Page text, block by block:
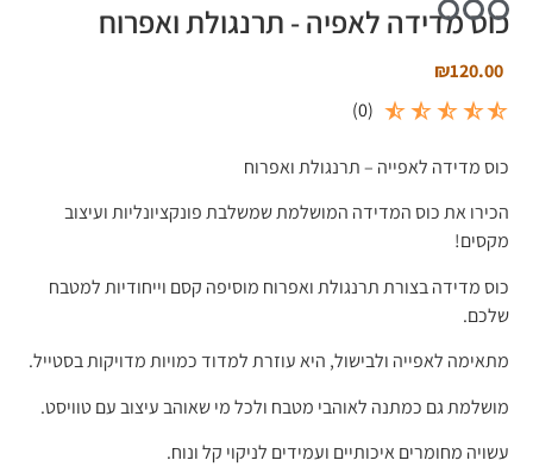
כוס מדידה לאפיה - תרנגולת ואפרוח
₪120.00
(
0
)
כוס מדידה לאפייה – תרנגולת ואפרוח
הכירו את כוס המדידה המושלמת שמשלבת פונקציונליות ועיצוב
מקסים!
כוס מדידה בצורת תרנגולת ואפרוח מוסיפה קסם וייחודיות למטבח
שלכם.
מתאימה לאפייה ולבישול, היא עוזרת למדוד כמויות מדויקות בסטייל.
מושלמת גם כמתנה לאוהבי מטבח ולכל מי שאוהב עיצוב עם טוויסט.
עשויה מחומרים איכותיים ועמידים לניקוי קל ונוח.